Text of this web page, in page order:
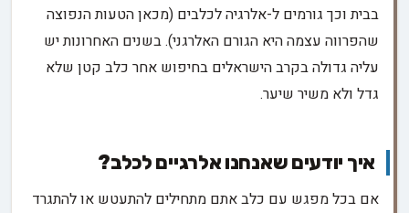
בבית וכך גורמים ל-אלרגיה לכלבים (מכאן הטעות הנפוצה
שהפרווה עצמה היא הגורם האלרגני). בשנים האחרונות יש
עליה גדולה בקרב הישראלים בחיפוש אחר כלב קטן שלא
גדל ולא משיר שיער.
איך יודעים שאנחנו אלרגיים לכלב?
אם בכל מפגש עם כלב אתם מתחילים להתעטש או להתגרד